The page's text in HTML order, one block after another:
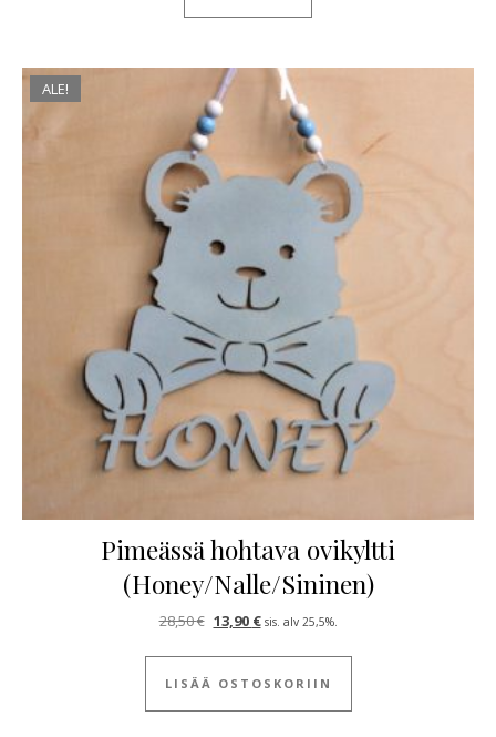
ALE!
Pimeässä hohtava ovikyltti
(Honey/Nalle/Sininen)
28,50€ Alkuperäinen hinta oli: 28,50 €.
13,90 €Nykyinen hinta on: 13,90 €.
sis. alv 25,5%.
LISÄÄ OSTOSKORIIN